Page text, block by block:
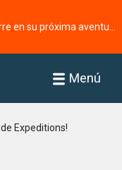
Menú
Expeditions!